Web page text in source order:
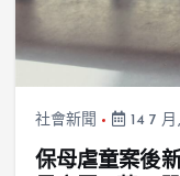
社會新聞 14 7
保母虐童案後